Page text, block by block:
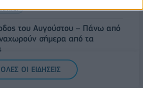
του Αυγούστου – Πάνω από
σήμερα από τα
ημέρα μετά τις πυρκαγιές
ΟΛΕΣ ΟΙ ΕΙΔΗΣΕΙΣ